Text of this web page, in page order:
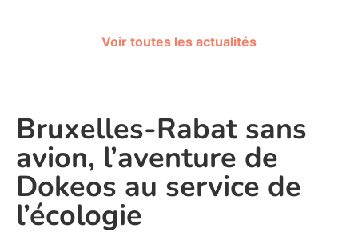
Voir toutes les actualités
Bruxelles-Rabat sans
avion, l’aventure de
Dokeos au service de
l’écologie